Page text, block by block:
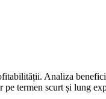
Analiza
termen scurt și lung